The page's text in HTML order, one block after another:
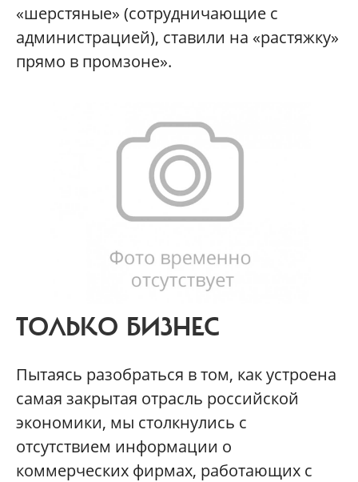
«шерстяные» (сотрудничающие с
администрацией), ставили на «растяжку»
прямо в промзоне».
ТОЛЬКО БИЗНЕС
Пытаясь разобраться в том, как устроена
самая закрытая отрасль российской
экономики, мы столкнулись с
отсутствием информации о
коммерческих фирмах, работающих с